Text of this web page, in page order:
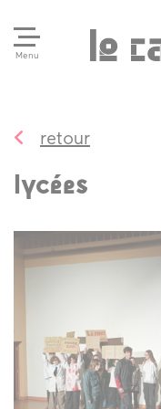
Menu
retour
lycées